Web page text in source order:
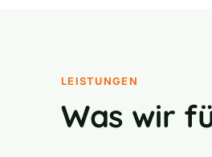
LEISTUNGEN
Was wir